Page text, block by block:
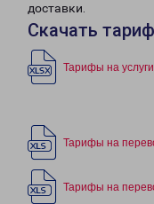
доставки.
Скачать
Тарифы на
Тарифы на
Тарифы на